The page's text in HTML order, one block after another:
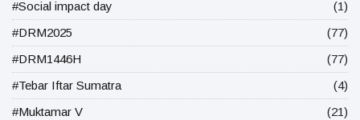
#Social impact day
(1)
#DRM2025
(77)
#DRM1446H
(77)
#Tebar Iftar Sumatra
(4)
#Muktamar V
(21)